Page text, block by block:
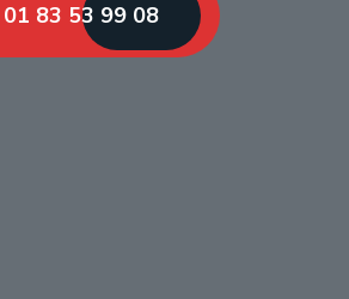
01 83 53 99 08